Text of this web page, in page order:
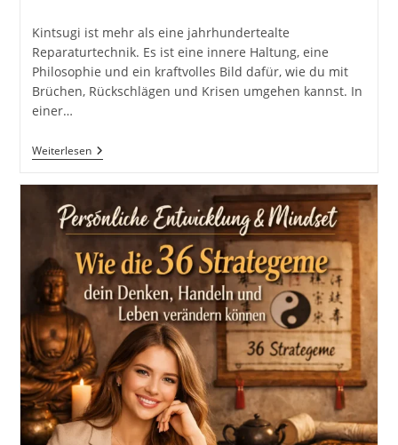
Kintsugi ist mehr als eine jahrhundertealte
Reparaturtechnik. Es ist eine innere Haltung, eine
Philosophie und ein kraftvolles Bild dafür, wie du mit
Brüchen, Rückschlägen und Krisen umgehen kannst. In
einer…
WeiterlesenKintsugi
Als
Deinen
Erfolg
Im
Privaten
Und
Beruflichen
Leben
Inkl.
5
Strategien,
Um
Mit
Kintsugi
Gestärkt
Aus
Krisen
Hervorzugehen